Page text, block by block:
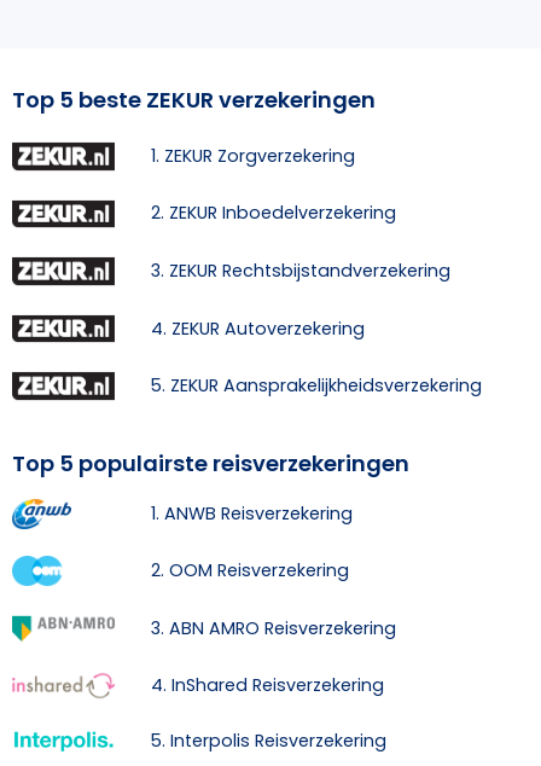
Top 5 beste ZEKUR verzekeringen
1. ZEKUR Zorgverzekering
2. ZEKUR Inboedelverzekering
3. ZEKUR Rechtsbijstandverzekering
4. ZEKUR Autoverzekering
5. ZEKUR Aansprakelijkheidsverzekering
Top 5 populairste reisverzekeringen
1. ANWB Reisverzekering
2. OOM Reisverzekering
3. ABN AMRO Reisverzekering
4. InShared Reisverzekering
5. Interpolis Reisverzekering